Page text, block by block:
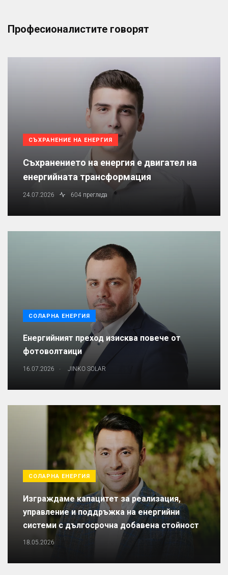
Професионалистите говорят
СЪХРАНЕНИЕ НА ЕНЕРГИЯ
Съхранението на енергия е двигател на
енергийната трансформация
24.07.2026 604 прегледа
СОЛАРНА ЕНЕРГИЯ
Енергийният преход изисква повече от
фотоволтаици
16.07.2026 JINKO SOLAR
СОЛАРНА ЕНЕРГИЯ
Изграждаме капацитет за реализация,
управление и поддръжка на енергийни
системи с дългосрочна добавена стойност
18.05.2026